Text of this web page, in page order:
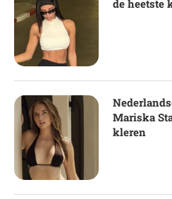
de heetste
Mariska
kleren